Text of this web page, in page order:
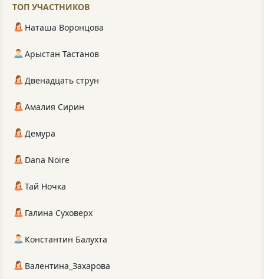
ТОП УЧАСТНИКОВ
Наташа Воронцова
Арыстан Тастанов
Двенадцать струн
Амалия Сирин
Демура
Dana Noire
Тай Ночка
Галина Суховерх
Константин Балухта
Валентина_Захарова